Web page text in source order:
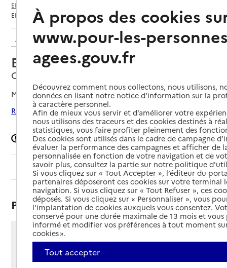
EHPAD par département
EHPAD Le Menhir
Retour aux résultats de l'annuaire
EHPAD Le Menhir
Cergy, VAL-D'OISE
Mis à jour le16/04/2026
Rechercher les établissements autour de Cergy
Signaler une erreur
Sommaire
Présentation
57 rue de Vauréal
95000 - Cergy
Voir itinéraire
À propos des cookies
www.pour-les-
agees.gouv.fr
Découvrez comment nous collectons, nous utilisons,
données en lisant notre notice d’information sur la
à caractère personnel.
Afin de mieux vous servir et d’améliorer votre
nous utilisons des traceurs et des cookies destinés à
statistiques, vous faire profiter pleinement des
Des cookies sont utilisés dans le cadre de campagne
évaluer la performance des campagnes et afficher de
personnalisée en fonction de votre navigation et de
savoir plus, consultez la partie sur notre politique
Si vous cliquez sur « Tout Accepter », l’éditeur du
partenaires déposeront ces cookies sur votre terminal
navigation. Si vous cliquez sur « Tout Refuser », ces
déposés. Si vous cliquez sur « Personnaliser », vous
l’implantation de cookies auxquels vous consentez.
conservé pour une durée maximale de 13 mois et
informé et modifier vos préférences à tout moment
cookies ».
Tout accepter